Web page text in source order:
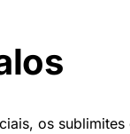
os